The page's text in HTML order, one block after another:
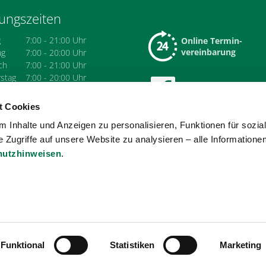
Cookies
Inhalte und Anzeigen zu personalisieren, Funktionen für
Zugriffe auf unsere Website zu analysieren – alle
.
Funktional Statistiken Marketing
7:00 - 21:00 Uhr
7:00 - 20:00 Uhr
7:00 - 21:00 Uhr
7:00 - 20:00 Uhr
nach Vereinbarung
Online Termin-
vereinbarung
Besuchen Sie uns